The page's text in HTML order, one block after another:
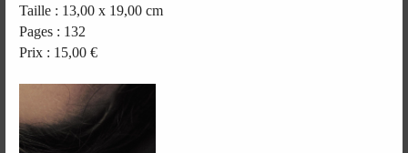
Taille : 13,00 x 19,00 cm
Pages : 132
Prix : 15,00 €